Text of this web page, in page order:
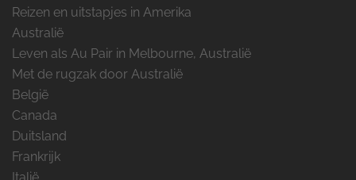
Reizen en uitstapjes in Amerika
Australië
Leven als Au Pair in Melbourne, Australië
Met de rugzak door Australië
België
Canada
Duitsland
Frankrijk